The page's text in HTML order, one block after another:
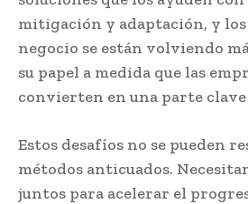
mitigación y adaptación, y
negocio se están volviendo
su papel a medida que las
convierten en una parte clave
Estos desafíos no se pueden
métodos anticuados.
juntos para acelerar el